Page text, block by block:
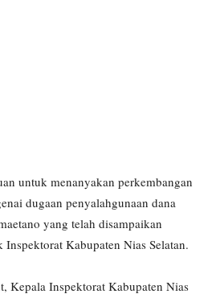
untuk menanyakan perkembangan
dugaan penyalahgunaan dana
yang telah disampaikan
Kabupaten Nias Selatan.
Kepala Inspektorat Kabupaten Nias